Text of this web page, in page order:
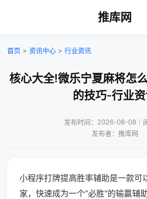
推库网
首页 > 资讯中心 > 行业资讯
核心大全!微乐宁夏麻将怎
的技巧-行业
发布时间：2026-08-08｜
发布者：推库网
小程序打牌提高胜率辅助是一款可
家，快速成为一个“必胜”的输赢辅